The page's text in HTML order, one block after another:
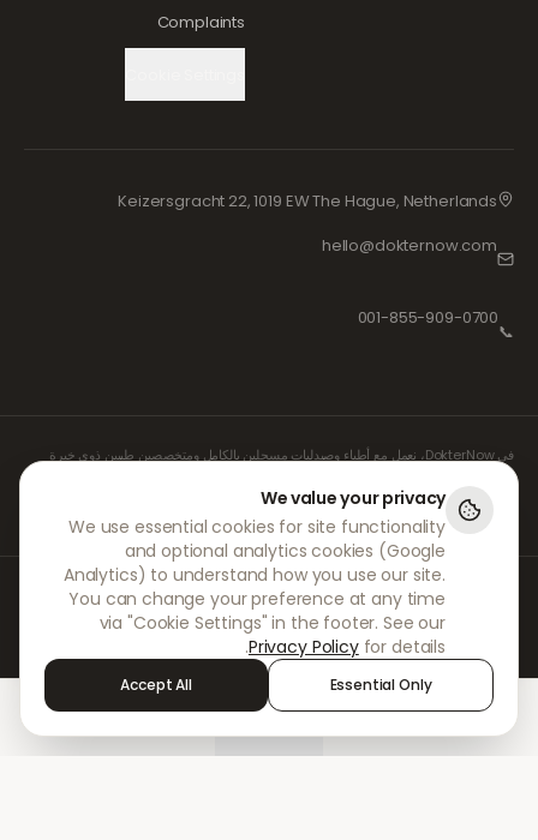
Complaints
Keizersgracht 22, 1019 EW The Hague, Netherlands
hello@dokternow.com
📞
001-855-909-0700
في DokterNow، نعمل مع أطباء وصيدليات مسجلين بالكامل ومتخصصين طبيين ذوي خبرة
لضمان إدارة وصفاتكم الطبية بأمان وبأقصى درجات العناية. كما يتولى واصفو الأدوية المستقلون
والمسجلون لدينا جميع الاستشارات والوصفات الطبية، بينما تتولى الصيدليات الشريكة لنا صرف
الأدوية وشحنها.
© 2026 DokterNow. جميع الحقوق محفوظة.
Staff Portal
AMEX
We value your privacy
We use essential cookies for site functionality
and optional analytics cookies (Google
Analytics) to understand how you use our site.
You can change your preference at any time
via "Cookie Settings" in the footer. See our
Privacy Policy for details.
Essential Only
Accept All
Sign in